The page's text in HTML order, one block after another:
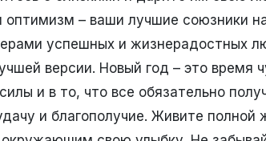
оптимизм – ваши лучшие союзники
успешных и жизнерадостных
версии. Новый год – это время
и в то, что все обязательно
и благополучие. Живите